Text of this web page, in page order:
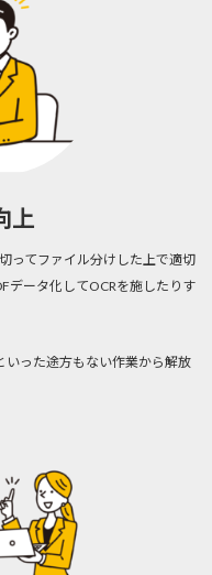
上
ってファイル分けした上で適切
データ化してOCRを施したりす
いった途方もない作業から解放